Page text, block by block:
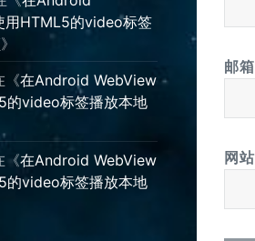
用HTML5的video标签
》
《在Android WebView
的video标签播放本地
《在Android WebView
的video标签播放本地
邮
网站